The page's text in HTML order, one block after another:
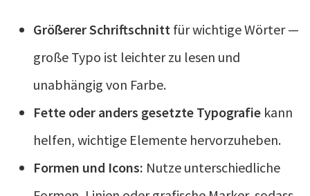
Größerer Schriftschnitt für wichtige Wörter —
große Typo ist leichter zu lesen und
unabhängig von Farbe.
Fette oder anders gesetzte Typografie kann
helfen, wichtige Elemente hervorzuheben.
Formen und Icons: Nutze unterschiedliche